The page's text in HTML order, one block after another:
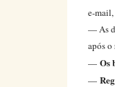
e-
— As
após
— Os
—